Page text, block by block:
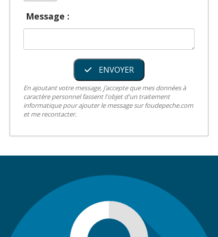
Message :
ENVOYER
En ajoutant votre message, j’accepte que mes données à
caractère personnel fassent l'objet d'un traitement
informatique pour ajouter le message sur foudepeche.com
et me recontacter.